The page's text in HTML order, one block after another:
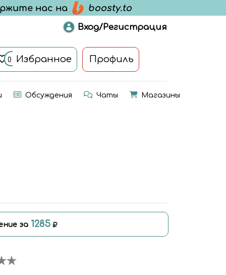
Вход/Регистрация
0 Избранное Профиль
Обсуждения Чаты Магазины
за 1285